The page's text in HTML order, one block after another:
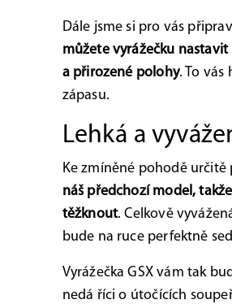
Dále jsme si pro vás
můžete vyrážečku
a přirozené polohy. To
zápasu.
Lehká a
Ke zmíněné pohodě určitě
náš předchozí model,
těžknout. Celkově
bude na ruce perfektně
Vyrážečka GSX vám tak
nedá říci o útočících